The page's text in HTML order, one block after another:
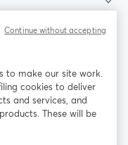
開く
(Twitter)
YouTube
to make our site work.
cookies to deliver
and services, and
These will be
Continue without accepting